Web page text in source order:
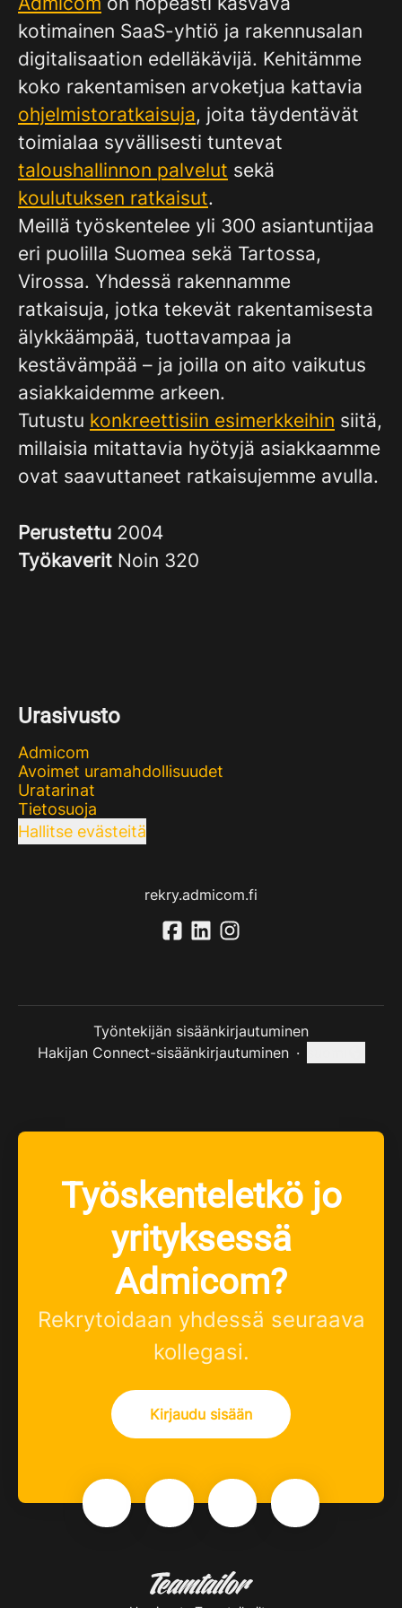
kotimainen SaaS-yhtiö ja rakennusalan
digitalisaation edelläkävijä. Kehitämme
koko rakentamisen arvoketjua kattavia
ohjelmistoratkaisuja, joita täydentävät
toimialaa syvällisesti tuntevat
taloushallinnon palvelut sekä
koulutuksen ratkaisut.
Meillä työskentelee yli 300 asiantuntijaa
eri puolilla Suomea sekä Tartossa,
Virossa. Yhdessä rakennamme
ratkaisuja, jotka tekevät rakentamisesta
älykkäämpää, tuottavampaa ja
kestävämpää – ja joilla on aito vaikutus
asiakkaidemme arkeen.
Tutustu konkreettisiin esimerkkeihin siitä,
millaisia mitattavia hyötyjä asiakkaamme
ovat saavuttaneet ratkaisujemme avulla.
Perustettu 2004
Työkaverit Noin 320
Urasivusto
Admicom
Avoimet uramahdollisuudet
Uratarinat
Tietosuoja
Hallitse evästeitä
rekry.admicom.fi
Työntekijän sisäänkirjautuminen
Hakijan Connect-sisäänkirjautuminen ·
Vaihda kieli
Työskenteletkö jo
yrityksessä
Admicom?
Rekrytoidaan yhdessä seuraava
kollegasi.
Kirjaudu sisään